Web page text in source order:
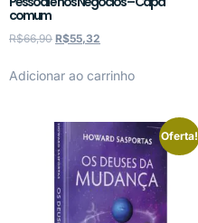
comum
R$66,90 R$55,32
Adicionar ao carrinho
Oferta!